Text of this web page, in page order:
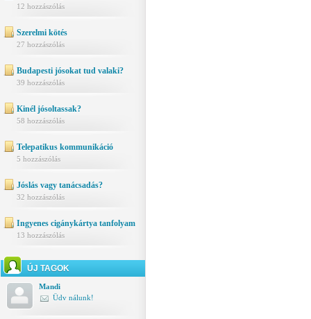
12 hozzászólás
Szerelmi kötés
27 hozzászólás
Budapesti jósokat tud valaki?
39 hozzászólás
Kinél jósoltassak?
58 hozzászólás
Telepatikus kommunikáció
5 hozzászólás
Jóslás vagy tanácsadás?
32 hozzászólás
Ingyenes cigánykártya tanfolyam
13 hozzászólás
ÚJ TAGOK
Mandi
Üdv nálunk!